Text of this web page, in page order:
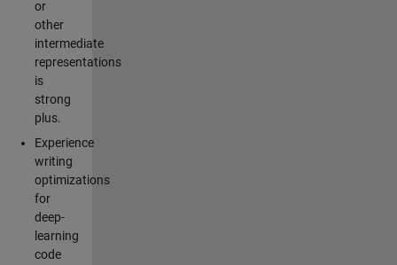
or
other
intermediate
representations
is
strong
plus.
Experience
writing
optimizations
for
deep-
learning
code